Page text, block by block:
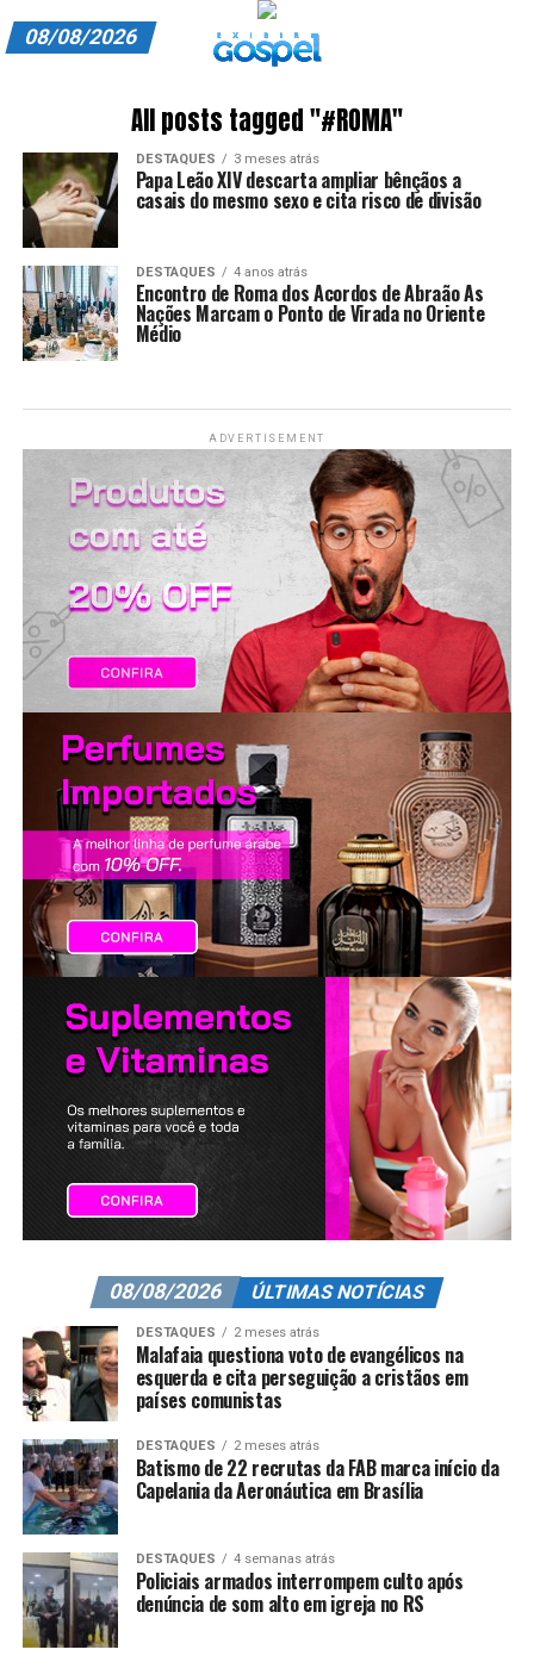
ASSINE
CARRINHO
EDITORIAL
ENTREVISTAS
FINALIZAR COMPRA
HOME
LANÇAMENTOS
08/08/2026
All posts tagged "#ROMA"
DESTAQUES 3 meses atrás
Papa Leão XIV descarta ampliar bênçãos a
casais do mesmo sexo e cita risco de divisão
DESTAQUES 4 anos atrás
Encontro de Roma dos Acordos de Abraão As
Nações Marcam o Ponto de Virada no Oriente
Médio
ADVERTISEMENT
08/08/2026 ÚLTIMAS NOTÍCIAS
DESTAQUES 2 meses atrás
Malafaia questiona voto de evangélicos na
esquerda e cita perseguição a cristãos em
países comunistas
DESTAQUES 2 meses atrás
Batismo de 22 recrutas da FAB marca início da
Capelania da Aeronáutica em Brasília
DESTAQUES 4 semanas atrás
Policiais armados interrompem culto após
denúncia de som alto em igreja no RS